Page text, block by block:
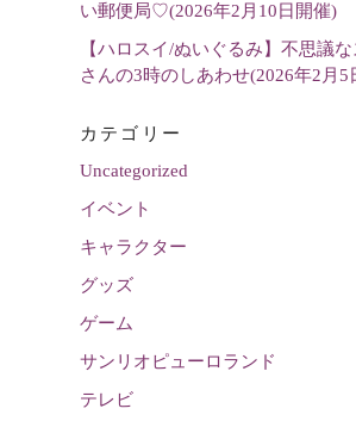
い郵便局♡(2026年2月10日開催)
【ハロスイ/ぬいぐるみ】不思議
さんの3時のしあわせ(2026年2月5
カテゴリー
Uncategorized
イベント
キャラクター
グッズ
ゲーム
サンリオピューロランド
テレビ